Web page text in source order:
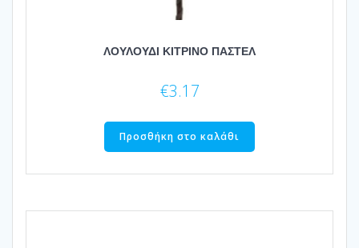
ΛΟΥΛΟΥΔΙ ΚΙΤΡΙΝΟ ΠΑΣΤΕΛ
€3.17
Προσθήκη στο καλάθι